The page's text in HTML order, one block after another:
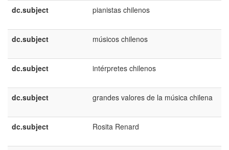
dc.subject
pianistas chilenos
dc.subject músicos chilenos
dc.subject intérpretes chilenos
dc.subject grandes valores de la música chilena
dc.subject Rosita Renard